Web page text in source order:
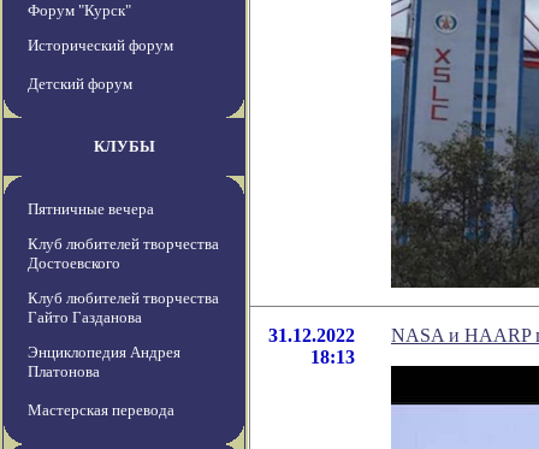
Форум "Курск"
Исторический форум
Детский форум
КЛУБЫ
Пятничные вечера
Клуб любителей творчества
Достоевского
Клуб любителей творчества
Гайто Газданова
Энциклопедия Андрея
Платонова
Мастерская перевода
31.12.2022
18:13
NASA и HAARP